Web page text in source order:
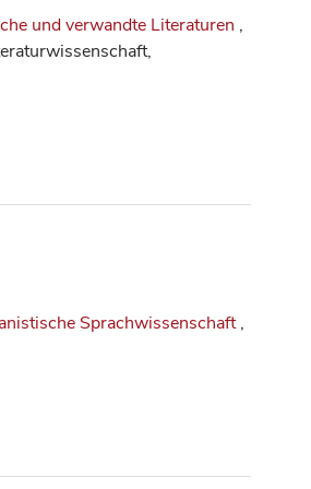
und verwandte Literaturen ,
Sprachwissenschaft,